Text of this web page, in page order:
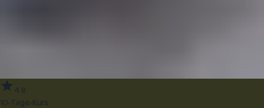
4.8
10-Tage-Kurs